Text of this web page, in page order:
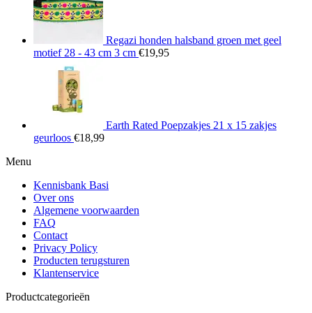
Regazi honden halsband groen met geel
motief 28 - 43 cm 3 cm €19,95
Earth Rated Poepzakjes 21 x 15 zakjes
geurloos €18,99
Menu
Kennisbank Basi
Over ons
Algemene voorwaarden
FAQ
Contact
Privacy Policy
Producten terugsturen
Klantenservice
Productcategorieën